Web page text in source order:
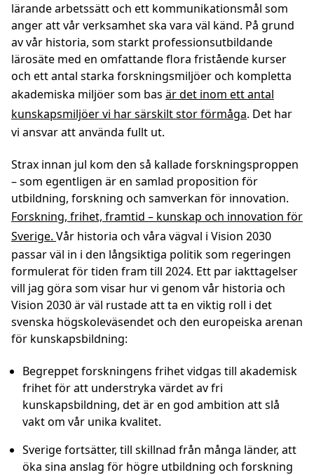
lärande arbetssätt och ett kommunikationsmål som
anger att vår verksamhet ska vara väl känd. På grund
av vår historia, som starkt professionsutbildande
lärosäte med en omfattande flora fristående kurser
och ett antal starka forskningsmiljöer och kompletta
akademiska miljöer som bas är det inom ett antal
kunskapsmiljöer vi har särskilt stor förmåga. Det har
vi ansvar att använda fullt ut.
Strax innan jul kom den så kallade forskningsproppen
– som egentligen är en samlad proposition för
utbildning, forskning och samverkan för innovation.
Forskning, frihet, framtid – kunskap och innovation för
Sverige. Vår historia och våra vägval i Vision 2030
passar väl in i den långsiktiga politik som regeringen
formulerat för tiden fram till 2024. Ett par iakttagelser
vill jag göra som visar hur vi genom vår historia och
Vision 2030 är väl rustade att ta en viktig roll i det
svenska högskoleväsendet och den europeiska arenan
för kunskapsbildning:
Begreppet forskningens frihet vidgas till akademisk
frihet för att understryka värdet av fri
kunskapsbildning, det är en god ambition att slå
vakt om vår unika kvalitet.
Sverige fortsätter, till skillnad från många länder, att
öka sina anslag för högre utbildning och forskning